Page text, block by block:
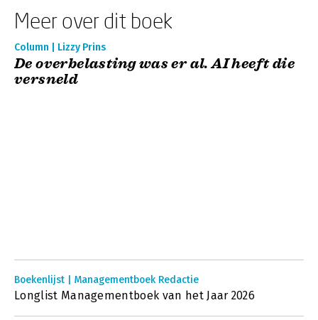
Meer over dit boek
Column | Lizzy Prins
De overbelasting was er al. AI heeft die
versneld
Boekenlijst | Managementboek Redactie
Longlist Managementboek van het Jaar 2026